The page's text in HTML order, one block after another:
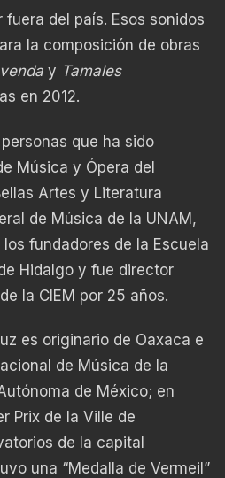
del país. Esos sonidos
la composición de obras
y Tamales
en 2012.
que ha sido
Música y Ópera del
Artes y Literatura
de Música de la UNAM,
fundadores de la Escuela
Hidalgo y fue director
la CIEM por 25 años.
es originario de Oaxaca e
de Música de la
de México; en
Prix de la Ville de
de la capital
una “Medalla de Vermeil”